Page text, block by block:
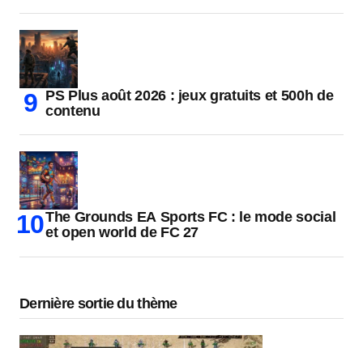
PS Plus août 2026 : jeux gratuits et 500h de
contenu
The Grounds EA Sports FC : le mode social
et open world de FC 27
Dernière sortie du thème